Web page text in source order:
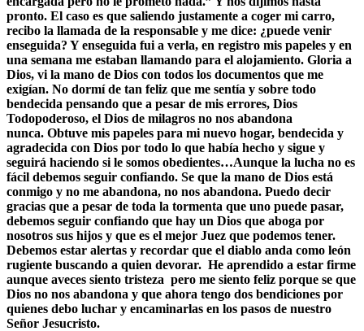
pronto. El caso es que saliendo justamente a coger mi carro,
recibo la llamada de la responsable y me dice: ¿puede venir
enseguida? Y enseguida fui a verla, en registro mis papeles y en
una semana me estaban llamando para el alojamiento. Gloria a
Dios, vi la mano de Dios con todos los documentos que me
exigían. No dormí de tan feliz que me sentía y sobre todo
bendecida pensando que a pesar de mis errores, Dios
Todopoderoso, el Dios de milagros no nos abandona
nunca. Obtuve mis papeles para mi nuevo hogar, bendecida y
agradecida con Dios por todo lo que había hecho y sigue y
seguirá haciendo si le somos obedientes…Aunque la lucha no es
fácil debemos seguir confiando. Se que la mano de Dios está
conmigo y no me abandona, no nos abandona. Puedo decir
gracias que a pesar de toda la tormenta que uno puede pasar,
debemos seguir confiando que hay un Dios que aboga por
nosotros sus hijos y que es el mejor Juez que podemos tener.
Debemos estar alertas y recordar que el diablo anda como león
rugiente buscando a quien devorar. He aprendido a estar firme
aunque aveces siento tristeza pero me siento feliz porque se que
Dios no nos abandona y que ahora tengo dos bendiciones por
quienes debo luchar y encaminarlas en los pasos de nuestro
Señor Jesucristo.